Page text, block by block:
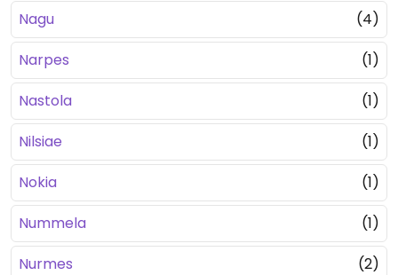
Nagu
(4)
Narpes
(1)
Nastola
(1)
Nilsiae
(1)
Nokia
(1)
Nummela
(1)
Nurmes
(2)